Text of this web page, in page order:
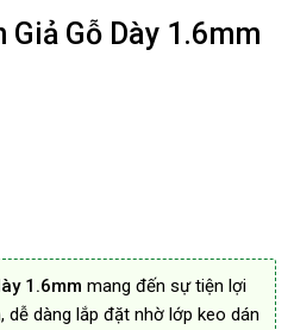
Giả Gỗ Dày 1.6mm
1.6mm mang đến sự tiện lợi
dễ dàng lắp đặt nhờ lớp keo dán